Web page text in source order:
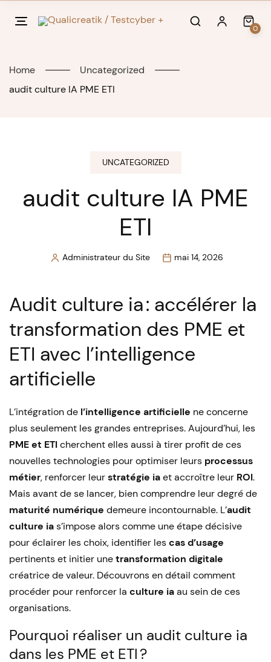
0
Home
Uncategorized
audit culture IA PME ETI
UNCATEGORIZED
audit culture IA PME
ETI
PostedAdministrateur du Site mai 14, 2026
Audit culture ia : accélérer la
transformation des PME et
ETI avec l’intelligence
artificielle
L’intégration de l’intelligence artificielle ne concerne
plus seulement les grandes entreprises. Aujourd’hui, les
PME et ETIcherchent elles aussi à tirer profit de ces
nouvelles technologies pour optimiser leurs processus
métier, renforcer leurstratégie iaet accroître leur ROI.
Mais avant de se lancer, bien comprendre leur degré de
maturité numérique demeure incontournable. L’audit
culture ias’impose alors comme une étape décisive
pour éclairer les choix, identifier lescas d’usage
pertinents et initier unetransformation digitale
créatrice de valeur. Découvrons en détail comment
procéder pour renforcer la culture iaau sein de ces
organisations.
Pourquoi réaliser un audit culture ia
dans les PME et ETI ?